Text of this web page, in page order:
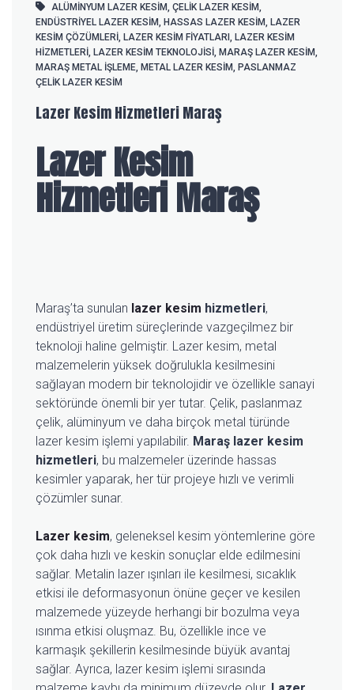
ALÜMINYUM LAZER KESIM, ÇELIK LAZER KESIM,
ENDÜSTRIYEL LAZER KESIM, HASSAS LAZER KESIM, LAZER
KESIM ÇÖZÜMLERI, LAZER KESIM FIYATLARI , LAZER KESIM
HIZMETLERI, LAZER KESIM TEKNOLOJISI, MARAŞ LAZER KESIM,
MARAŞ METAL IŞLEME, METAL LAZER KESIM, PASLANMAZ
ÇELIK LAZER KESIM
Lazer Kesim Hizmetleri Maraş
Lazer Kesim
Hizmetleri Maraş
Maraş’ta sunulan lazer kesim hizmetleri,
endüstriyel üretim süreçlerinde vazgeçilmez bir
teknoloji haline gelmiştir. Lazer kesim, metal
malzemelerin yüksek doğrulukla kesilmesini
sağlayan modern bir teknolojidir ve özellikle sanayi
sektöründe önemli bir yer tutar. Çelik, paslanmaz
çelik, alüminyum ve daha birçok metal türünde
lazer kesim işlemi yapılabilir. Maraş lazer kesim
hizmetleri, bu malzemeler üzerinde hassas
kesimler yaparak, her tür projeye hızlı ve verimli
çözümler sunar.
Lazer kesim, geleneksel kesim yöntemlerine göre
çok daha hızlı ve keskin sonuçlar elde edilmesini
sağlar. Metalin lazer ışınları ile kesilmesi, sıcaklık
etkisi ile deformasyonun önüne geçer ve kesilen
malzemede yüzeyde herhangi bir bozulma veya
ısınma etkisi oluşmaz. Bu, özellikle ince ve
karmaşık şekillerin kesilmesinde büyük avantaj
sağlar. Ayrıca, lazer kesim işlemi sırasında